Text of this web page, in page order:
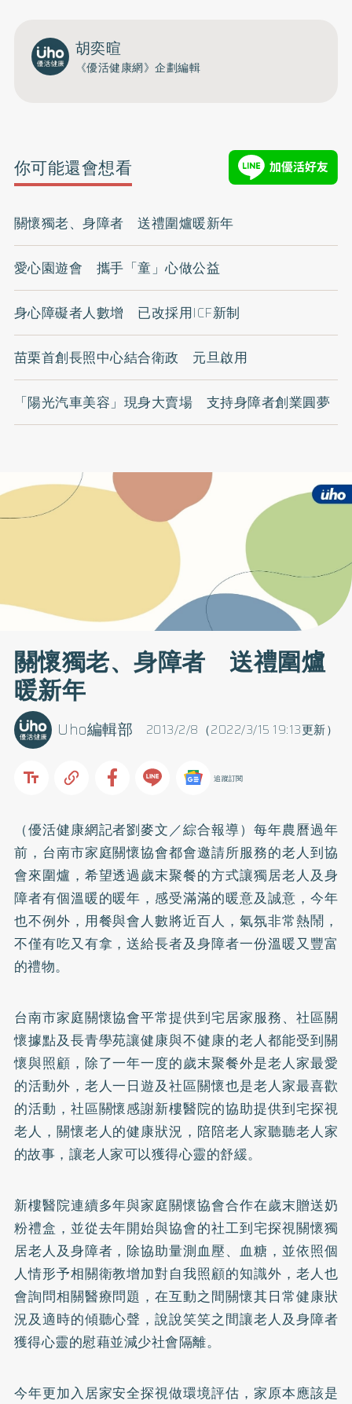
胡奕暄
《優活健康網》企劃編輯
你可能還會想看
關懷獨老、身障者 送禮圍爐暖新年
愛心園遊會 攜手「童」心做公益
身心障礙者人數增 已改採用ICF新制
苗栗首創長照中心結合衛政 元旦啟用
「陽光汽車美容」現身大賣場 支持身障者創業圓夢
關懷獨老、身障者 送禮圍爐
暖新年
2013/2/8（2022/3/15 19:13更新）
Uho編輯部
追蹤訂閱
（優活健康網記者劉麥文／綜合報導）每年農曆過年
前，台南市家庭關懷協會都會邀請所服務的老人到協
會來圍爐，希望透過歲末聚餐的方式讓獨居老人及身
障者有個溫暖的暖年，感受滿滿的暖意及誠意，今年
也不例外，用餐與會人數將近百人，氣氛非常熱鬧，
不僅有吃又有拿，送給長者及身障者一份溫暖又豐富
的禮物。
台南市家庭關懷協會平常提供到宅居家服務、社區關
懷據點及長青學苑讓健康與不健康的老人都能受到關
懷與照顧，除了一年一度的歲末聚餐外是老人家最愛
的活動外，老人一日遊及社區關懷也是老人家最喜歡
的活動，社區關懷感謝新樓醫院的協助提供到宅探視
老人，關懷老人的健康狀況，陪陪老人家聽聽老人家
的故事，讓老人家可以獲得心靈的舒緩。
新樓醫院連續多年與家庭關懷協會合作在歲末贈送奶
粉禮盒，並從去年開始與協會的社工到宅探視關懷獨
居老人及身障者，除協助量測血壓、血糖，並依照個
人情形予相關衛教增加對自我照顧的知識外，老人也
會詢問相關醫療問題，在互動之間關懷其日常健康狀
況及適時的傾聽心聲，說說笑笑之間讓老人及身障者
獲得心靈的慰藉並減少社會隔離。
今年更加入居家安全探視做環境評估，家原本應該是